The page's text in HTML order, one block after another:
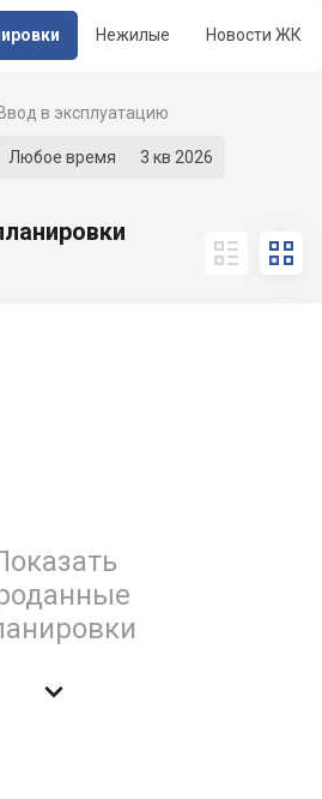
Нежилые Новости ЖК
Ввод в эксплуатацию
Любое время 3 кв 2026
 
